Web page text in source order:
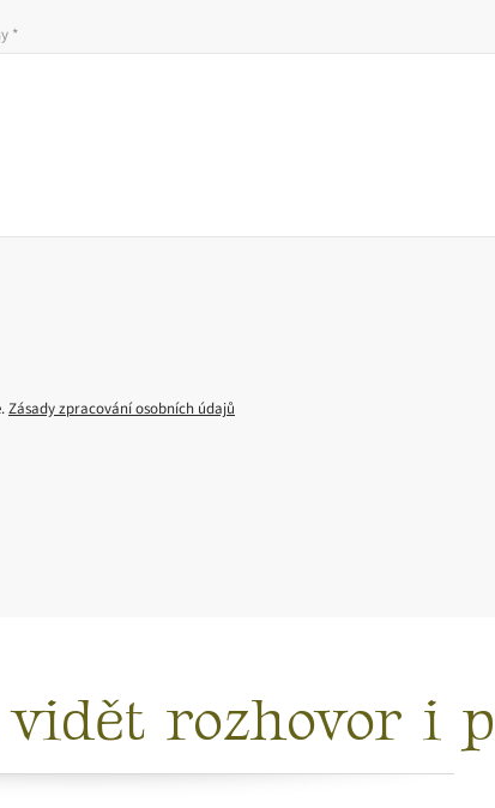
*
Zásady zpracování osobních údajů
rozhovor i